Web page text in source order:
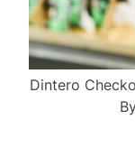
Dintero